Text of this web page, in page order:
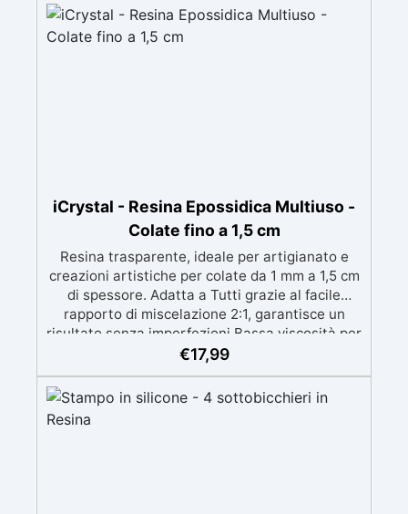
iCrystal - Resina Epossidica Multiuso -
Colate fino a 1,5 cm
Resina trasparente, ideale per artigianato e
creazioni artistiche per colate da 1 mm a 1,5 cm
di spessore. Adatta a Tutti grazie al facile
rapporto di miscelazione 2:1, garantisce un
risultato senza imperfezioni Bassa viscosità per
colate senza bolle, compatibile con legno,
Certificata post-catalisi atossica e sicura per il
contatto con la pelle, Bpa Free e senza Solventi
(Voc Free) Superficie lucida, autolivellante e
€17,99